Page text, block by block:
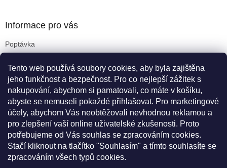
Tento web používá soubory cookies, aby byla zajištěna
jeho funkčnost a bezpečnost. Pro co nejlepší zážitek s
nakupování, abychom si pamatovali, co máte v košíku,
abyste se nemuseli pokaždé přihlašovat. Pro marketingové
účely, abychom Vás neobtěžovali nevhodnou reklamou a
pro zlepšení vaší online uživatelské zkušenosti. Proto
potřebujeme od Vás souhlas se zpracováním cookies.
Stačí kliknout na tlačítko "Souhlasím" a tímto souhlasíte se
zpracováním všech typů cookies.
Informace pro vás
Poptávka
Podmínky ochrany osobních údajů
Reklamační řád
Kritéria pro výběr koleček
Doprava a platba
Cookies
Novinky